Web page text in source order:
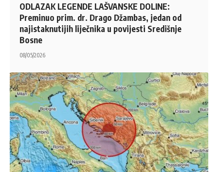
ODLAZAK LEGENDE LAŠVANSKE DOLINE:
Preminuo prim. dr. Drago Džambas, jedan od
najistaknutijih liječnika u povijesti Središnje
Bosne
08/05/2026